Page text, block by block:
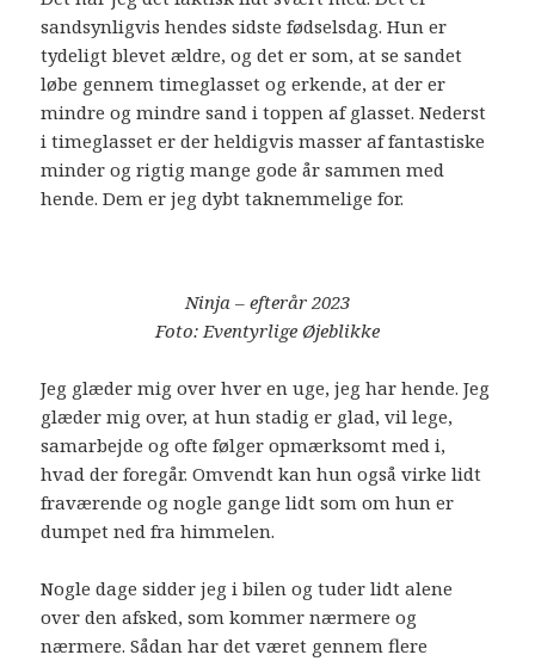
sandsynligvis hendes sidste fødselsdag. Hun er
tydeligt blevet ældre, og det er som, at se sandet
løbe gennem timeglasset og erkende, at der er
mindre og mindre sand i toppen af glasset. Nederst
i timeglasset er der heldigvis masser af fantastiske
minder og rigtig mange gode år sammen med
hende. Dem er jeg dybt taknemmelige for.
Ninja – efterår 2023
Foto: Eventyrlige Øjeblikke
Jeg glæder mig over hver en uge, jeg har hende. Jeg
glæder mig over, at hun stadig er glad, vil lege,
samarbejde og ofte følger opmærksomt med i,
hvad der foregår. Omvendt kan hun også virke lidt
fraværende og nogle gange lidt som om hun er
dumpet ned fra himmelen.
Nogle dage sidder jeg i bilen og tuder lidt alene
over den afsked, som kommer nærmere og
nærmere. Sådan har det været gennem flere